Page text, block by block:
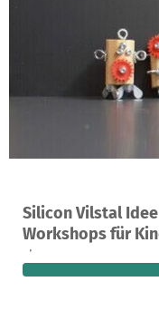
Silicon Vilstal
Workshops für
Ein Projekt in Vilstal
8